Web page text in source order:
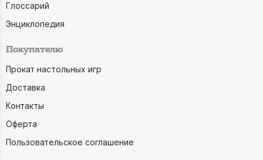
Глоссарий
Энциклопедия
Покупателю
Прокат настольных игр
Доставка
Контакты
Оферта
Пользовательское соглашение